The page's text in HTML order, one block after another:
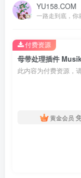
YU158.COM
一路走到底，你
母带处理插件
此内容为付费资源，
黄金会员
付费资源